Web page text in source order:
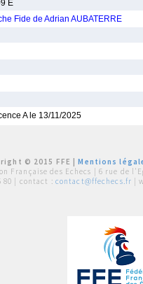
E
Fide de Adrian AUBATERRE
A le 13/11/2025
© 2015 FFE |Mentions
Française des Echecs | 6 rue de
80 | contact : contact@ffechecs.fr |